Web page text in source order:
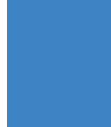
garantissent